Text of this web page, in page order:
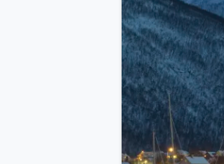
Reisen in
entspannt.
Alle